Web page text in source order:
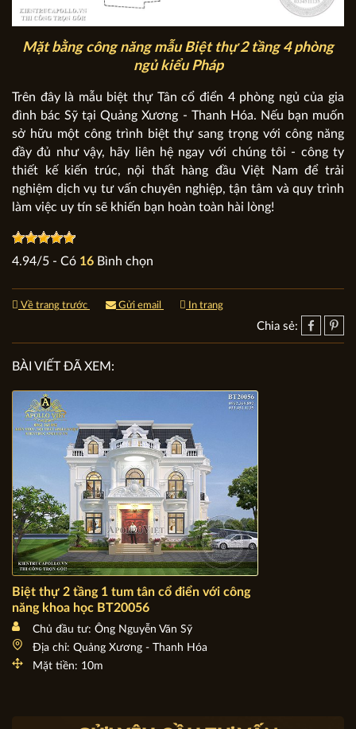
Mặt bằng công năng mẫu Biệt thự 2 tầng 4 phòng
ngủ kiểu Pháp
Trên đây là mẫu biệt thự Tân cổ điển 4 phòng ngủ của gia
đình bác Sỹ tại Quảng Xương - Thanh Hóa. Nếu bạn muốn
sở hữu một công trình biệt thự sang trọng với công năng
đầy đủ như vậy, hãy liên hệ ngay với chúng tôi - công ty
thiết kế kiến trúc, nội thất hàng đầu Việt Nam để trải
nghiệm dịch vụ tư vấn chuyên nghiệp, tận tâm và quy trình
làm việc uy tín sẽ khiến bạn hoàn toàn hài lòng!
4.94/5 - Có 16 Bình chọn
Về trang trước Gửi email In trang
Chia sẻ:
BÀI VIẾT ĐÃ XEM:
Biệt thự 2 tầng 1 tum tân cổ điển với công năng khoa học
BT20056